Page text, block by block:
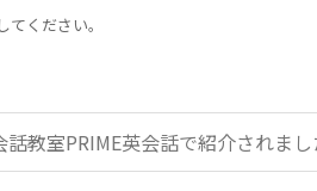
ください。